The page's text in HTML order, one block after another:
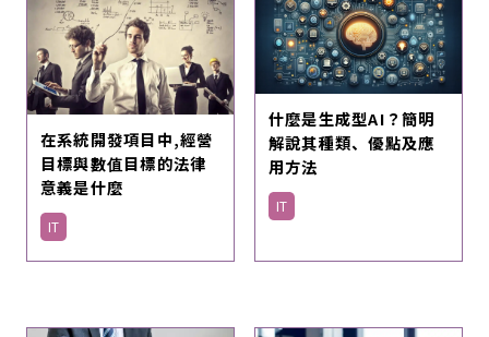
在系統開發項目中,經營
目標與數值目標的法律
意義是什麼
IT
什麼是生成型AI？簡明
解說其種類、優點及應
用方法
IT